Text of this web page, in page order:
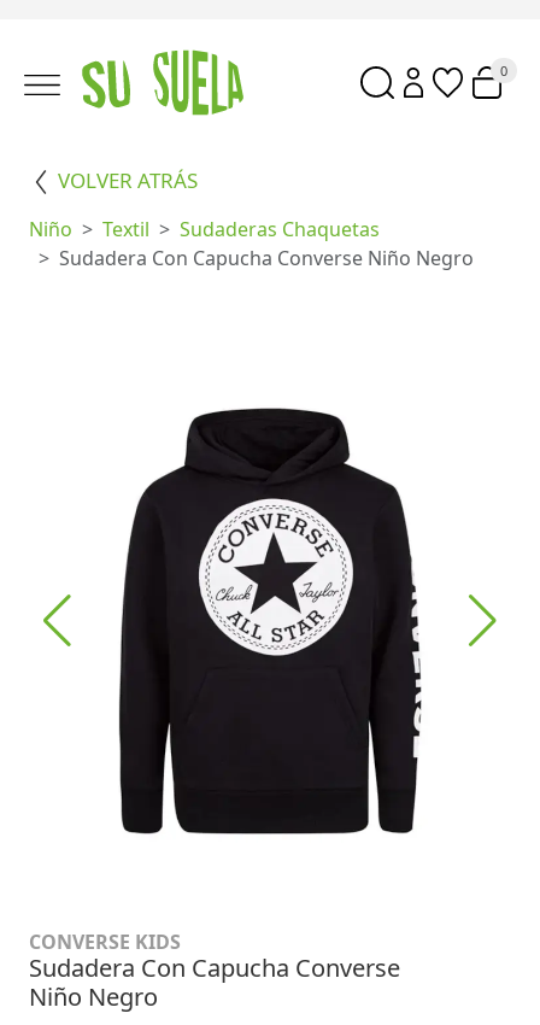
0
VOLVER ATRÁS
Niño Textil
Sudaderas Chaquetas
Sudadera Con Capucha Converse Niño Negro
CONVERSE KIDS
Sudadera Con Capucha Converse
Niño Negro